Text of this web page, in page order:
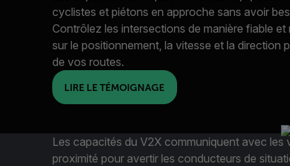
cyclistes et piétons en approche sans avoir
Contrôlez les intersections de manière fiable
sur le positionnement, la vitesse et la direction
de vos routes.
LIRE LE TÉMOIGNAGE
Les capacités du V2X communiquent avec les
proximité pour avertir les conducteurs de